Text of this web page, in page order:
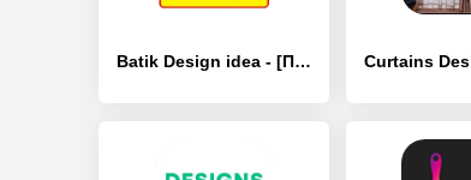
Batik Design idea - [Премиум версия]